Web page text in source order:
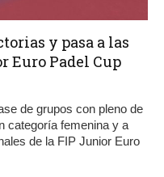
y pasa a las
Euro Padel Cup
de grupos con pleno de
categoría femenina y a
de la FIP Junior Euro